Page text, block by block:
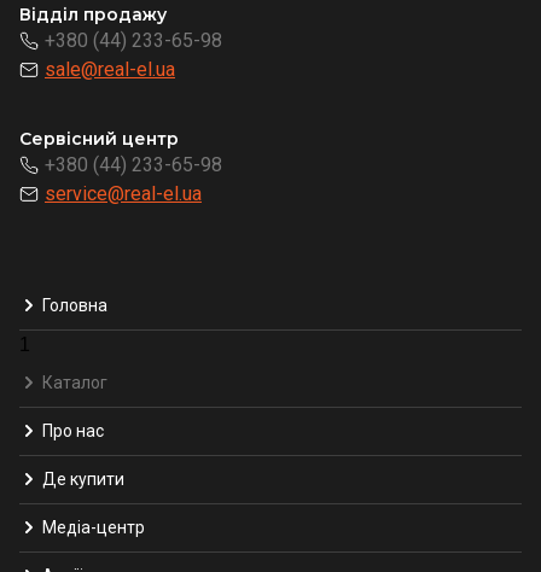
Відділ продажу
+380 (44) 233-65-98
sale@real-el.ua
Сервісний центр
+380 (44) 233-65-98
service@real-el.ua
Головна
1
Каталог
Про нас
Де купити
Медіа-центр